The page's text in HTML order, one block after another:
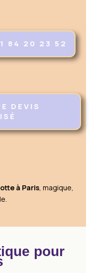
84 20 23 52
DEVIS
à Paris, magique,
pour